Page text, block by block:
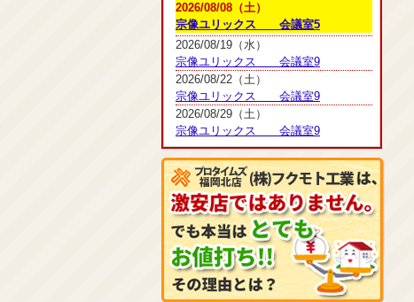
2026/08/08（土）
宗像ユリックス 会議室5
2026/08/19（水）
宗像ユリックス 会議室9
2026/08/22（土）
宗像ユリックス 会議室9
2026/08/29（土）
宗像ユリックス 会議室9